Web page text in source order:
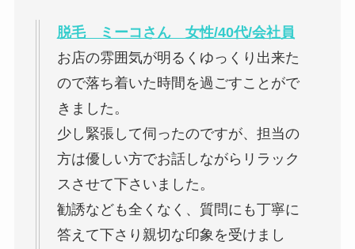
脱毛 ミーコさん 女性/40代/会社員
お店の雰囲気が明るくゆっくり出来た
ので落ち着いた時間を過ごすことがで
きました。
少し緊張して伺ったのですが、担当の
方は優しい方でお話しながらリラック
スさせて下さいました。
勧誘なども全くなく、質問にも丁寧に
答えて下さり親切な印象を受けまし